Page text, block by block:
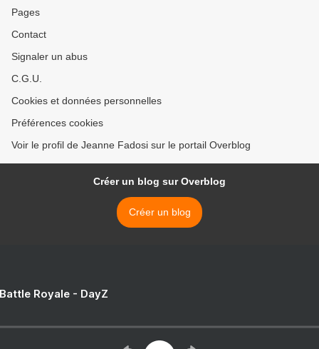
Pages
Contact
Signaler un abus
C.G.U.
Cookies et données personnelles
Préférences cookies
Voir le profil de Jeanne Fadosi sur le portail Overblog
Créer un blog sur Overblog
Créer un blog
Royale - DayZ